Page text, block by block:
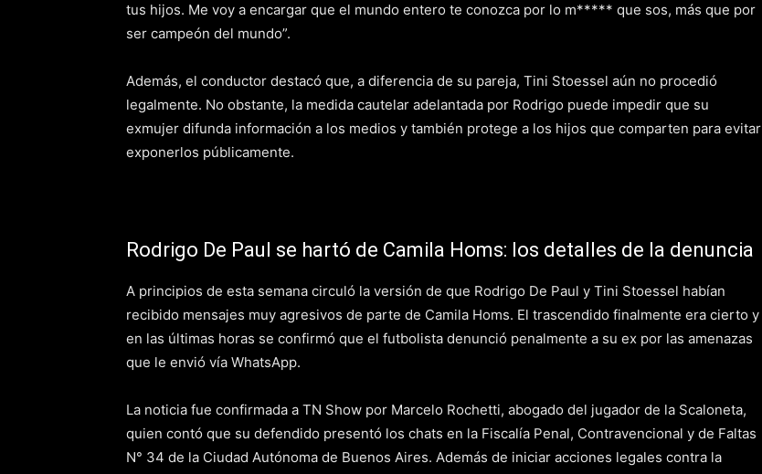
tus hijos. Me voy a encargar que el mundo entero te conozca por lo m***** que sos, más que por
ser campeón del mundo”.
Además, el conductor destacó que, a diferencia de su pareja, Tini Stoessel aún no procedió
legalmente. No obstante, la medida cautelar adelantada por Rodrigo puede impedir que su
exmujer difunda información a los medios y también protege a los hijos que comparten para evitar
exponerlos públicamente.
Rodrigo De Paul se hartó de Camila Homs: los detalles de la denuncia
A principios de esta semana circuló la versión de que Rodrigo De Paul y Tini Stoessel habían
recibido mensajes muy agresivos de parte de Camila Homs. El trascendido finalmente era cierto y
en las últimas horas se confirmó que el futbolista denunció penalmente a su ex por las amenazas
que le envió vía WhatsApp.
La noticia fue confirmada a TN Show por Marcelo Rochetti, abogado del jugador de la Scaloneta,
quien contó que su defendido presentó los chats en la Fiscalía Penal, Contravencional y de Faltas
N° 34 de la Ciudad Autónoma de Buenos Aires. Además de iniciar acciones legales contra la